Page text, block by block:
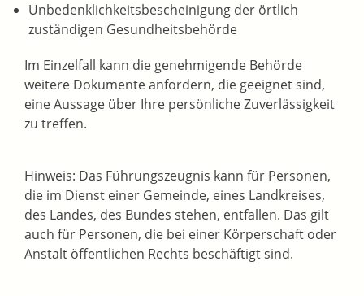
Unbedenklichkeitsbescheinigung der örtlich
zuständigen Gesundheitsbehörde
Im Einzelfall kann die genehmigende Behörde
weitere Dokumente anfordern, die geeignet sind,
eine Aussage über Ihre persönliche Zuverlässigkeit
zu treffen.
Hinweis: Das Führungszeugnis kann für Personen,
die im Dienst einer Gemeinde, eines Landkreises,
des Landes, des Bundes stehen, entfallen. Das gilt
auch für Personen, die bei einer Körperschaft oder
Anstalt öffentlichen Rechts beschäftigt sind.